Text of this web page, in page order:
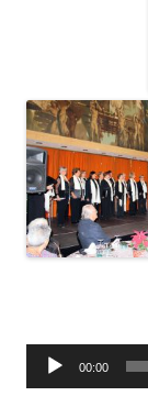
Reproductor
00:00